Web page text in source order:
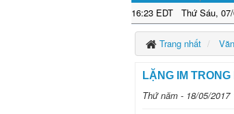
16:23 EDT Thứ Sáu,
Trang nhất
LẶNG IM
Thứ năm - 18/05/2017